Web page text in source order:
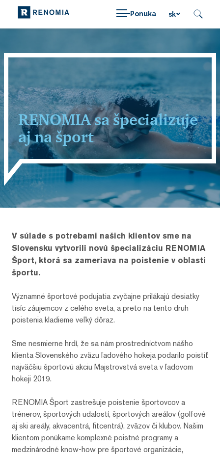
Ponuka sk
RENOMIA sa špecializuje
aj na šport
V súlade s potrebami našich klientov sme na
Slovensku vytvorili novú špecializáciu RENOMIA
Šport, ktorá sa zameriava na poistenie v oblasti
športu.
Významné športové podujatia zvyčajne prilákajú desiatky
tisíc záujemcov z celého sveta, a preto na tento druh
poistenia kladieme veľký dôraz.
Sme nesmierne hrdí, že sa nám prostredníctvom nášho
klienta Slovenského zväzu ľadového hokeja podarilo poistiť
najväčšiu športovú akciu Majstrovstvá sveta v ľadovom
hokeji 2019.
RENOMIA Šport zastrešuje poistenie športovcov a
trénerov, športových udalostí, športových areálov (golfové
aj ski areály, akvacentrá, fitcentrá), zväzov či klubov. Našim
klientom ponúkame komplexné poistné programy a
medzinárodné know-how pre športové organizácie,